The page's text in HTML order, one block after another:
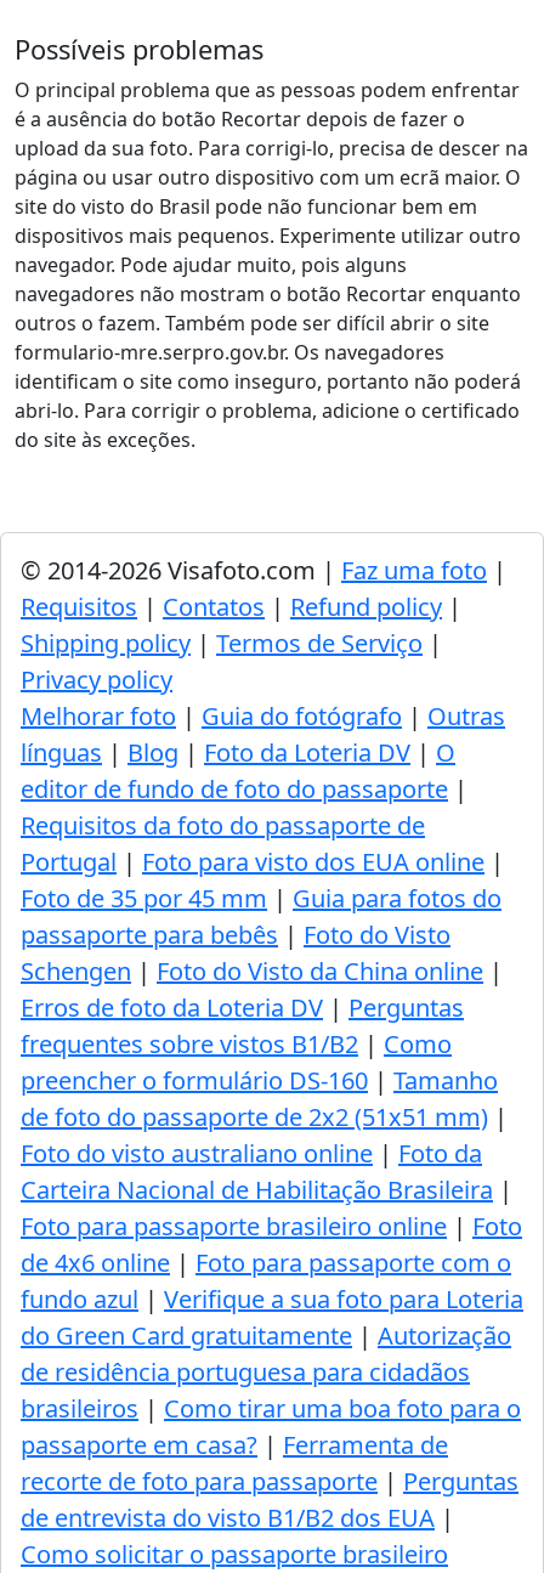
Possíveis problemas
O principal problema que as pessoas podem enfrentar
é a ausência do botão Recortar depois de fazer o
upload da sua foto. Para corrigi-lo, precisa de descer na
página ou usar outro dispositivo com um ecrã maior. O
site do visto do Brasil pode não funcionar bem em
dispositivos mais pequenos. Experimente utilizar outro
navegador. Pode ajudar muito, pois alguns
navegadores não mostram o botão Recortar enquanto
outros o fazem. Também pode ser difícil abrir o site
formulario-mre.serpro.gov.br. Os navegadores
identificam o site como inseguro, portanto não poderá
abri-lo. Para corrigir o problema, adicione o certificado
do site às exceções.
© 2014-2026 Visafoto.com | Faz uma foto |
Requisitos | Contatos | Refund policy |
Shipping policy | Termos de Serviço |
Privacy policy
Melhorar foto | Guia do fotógrafo | Outras
línguas | Blog | Foto da Loteria DV | O
editor de fundo de foto do passaporte |
Requisitos da foto do passaporte de
Portugal | Foto para visto dos EUA online |
Foto de 35 por 45 mm | Guia para fotos do
passaporte para bebês | Foto do Visto
Schengen | Foto do Visto da China online |
Erros de foto da Loteria DV | Perguntas
frequentes sobre vistos B1/B2 | Como
preencher o formulário DS-160 | Tamanho
de foto do passaporte de 2x2 (51x51 mm) |
Foto do visto australiano online | Foto da
Carteira Nacional de Habilitação Brasileira |
Foto para passaporte brasileiro online | Foto
de 4x6 online | Foto para passaporte com o
fundo azul | Verifique a sua foto para Loteria
do Green Card gratuitamente | Autorização
de residência portuguesa para cidadãos
brasileiros | Como tirar uma boa foto para o
passaporte em casa? | Ferramenta de
recorte de foto para passaporte | Perguntas
de entrevista do visto B1/B2 dos EUA |
Como solicitar o passaporte brasileiro